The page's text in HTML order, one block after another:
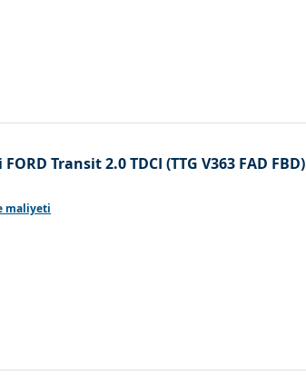
Transit 2.0 TDCI (TTG V363 FAD FBD)
maliyeti